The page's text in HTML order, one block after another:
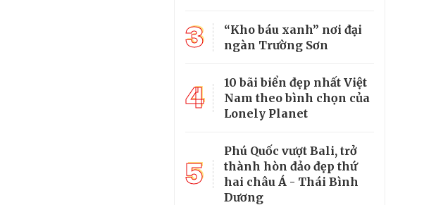
3
“Kho báu xanh” nơi đại
ngàn Trường Sơn
4
10 bãi biển đẹp nhất Việt
Nam theo bình chọn của
Lonely Planet
5
Phú Quốc vượt Bali, trở
thành hòn đảo đẹp thứ
hai châu Á - Thái Bình
Dương